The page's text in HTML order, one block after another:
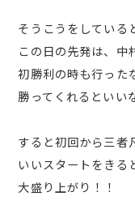
そうこうをしている
この日の先発は、中
初勝利の時も行った
勝ってくれるといい
すると初回から三者
いいスタートをきる
大盛り上がり！！